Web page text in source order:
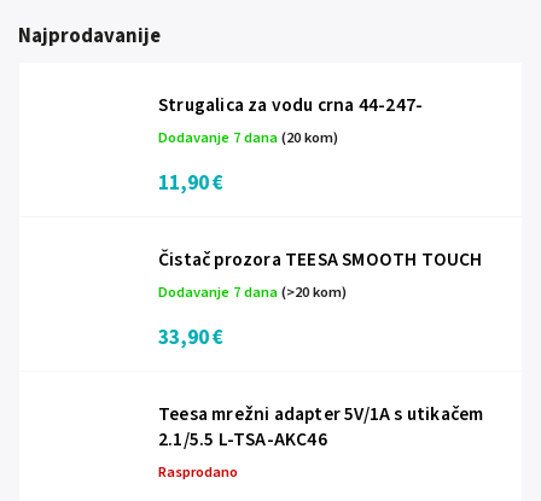
Najprodavanije
Strugalica za vodu crna 44-247-
Dodavanje 7 dana(20 kom)
11,90 €
Čistač prozora TEESA SMOOTH TOUCH
Dodavanje 7 dana(>20 kom)
33,90 €
Teesa mrežni adapter 5V/1A s utikačem
2.1/5.5 L-TSA-AKC46
Rasprodano